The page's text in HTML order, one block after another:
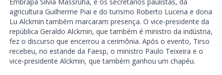
agricultura Guilherme Piai e do turismo Roberto Lucena e dona
Lu Alckmin também marcaram presença. O vice-presidente da
república Geraldo Alckmin, que também é ministro da indústria,
fez o discurso que encerrou a cerimônia. Após o evento, Tirso
recebeu, no estande da Faesp, o ministro Paulo Teixeira e o
vice-presidente Alckmin, que também ganhou um chapéu.